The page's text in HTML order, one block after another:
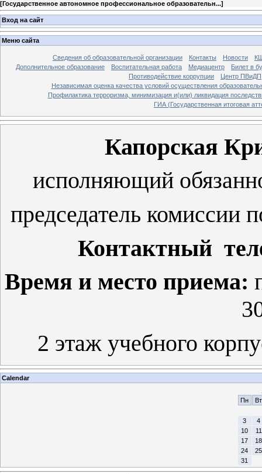
[Государственное автономное профессиональное образовательн...]
Вход на сайт
Меню сайта
Сведения об образовательной организации Контакты Новости
Дополнительное образование
Воспитательная работа Медиацентр
Билет в
Противодействие коррупции
Центр ПВиДП
Независимая оценка качества условий осуществления
Профилактика терроризма, минимизация и(или) ликвидация
ГИА (Государственная итоговая
Капорская
исполняющий
председатель комиссии
Контактный
Время и место приема:
2 этаж учебного
Calendar
Пн
Вт
3
4
10
11
17
18
24
25
31